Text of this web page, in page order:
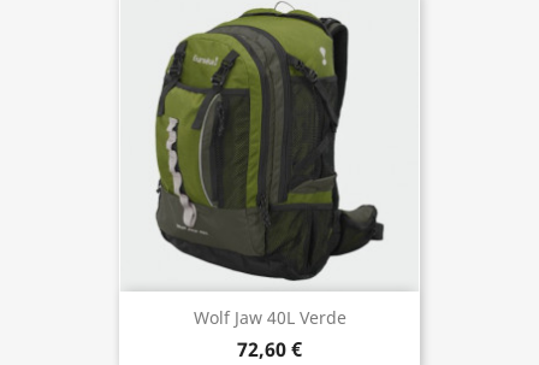
Wolf Jaw 40L Verde
72,60 €